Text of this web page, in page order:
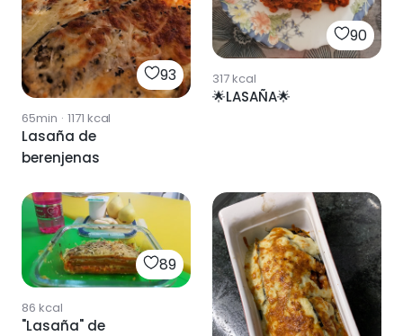
93
65min · 1171 kcal
Lasaña de
berenjenas
90
317kcal
🌟LASAÑA🌟
89
86 kcal
"Lasaña" de